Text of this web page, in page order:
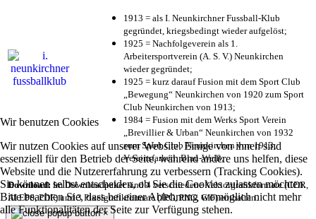
Wir benutzen Cookies
Wir nutzen Cookies auf unserer Website. Einige von ihnen sind
essenziell für den Betrieb der Seite, während andere uns helfen, diese
Website und die Nutzererfahrung zu verbessern (Tracking Cookies).
Sie können selbst entscheiden, ob Sie die Cookies zulassen möchten.
Bitte beachten Sie, dass bei einer Ablehnung womöglich nicht mehr
alle Funktionalitäten der Seite zur Verfügung stehen.
1913 = als I. Neunkirchner Fussball-Klub
gegründet, kriegsbedingt wieder aufgelöst;
1925 = Nachfolgeverein als 1.
Arbeitersportverein (A. S. V.) Neunkirchen
wieder gegründet;
1925 = kurz darauf Fusion mit dem Sport Club
„Bewegung“ Neunkirchen von 1920 zum Sport
Club Neunkirchen von 1913;
1984 = Fusion mit dem Werks Sport Verein
„Brevillier & Urban“ Neunkirchen von 1932
zum Sport Club Neunkirchen von 1913;
Vereinsfarben: Blau-Weiß;
Download: Im Downloadpaket sind 4 verschiedene Vektorgrafikformate (CDR,
AI EPS, PDF) und 3 Pixelgrafikformate (JPG, PNG, GIF) enthalten.
×